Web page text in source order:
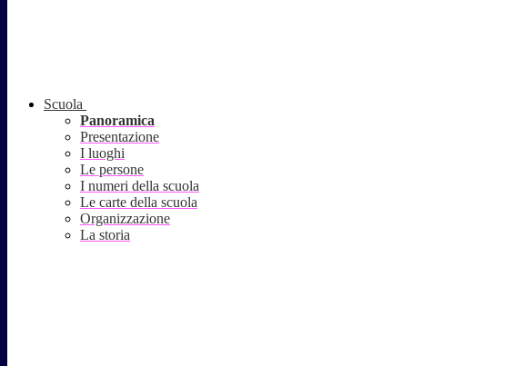
Scuola
Panoramica
Presentazione
I luoghi
Le persone
I numeri della scuola
Le carte della scuola
Organizzazione
La storia